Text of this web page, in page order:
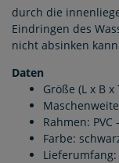
durch die
Eindringen des
nicht absinken
Daten
Größe (L x B x
Rahmen:
Farbe: